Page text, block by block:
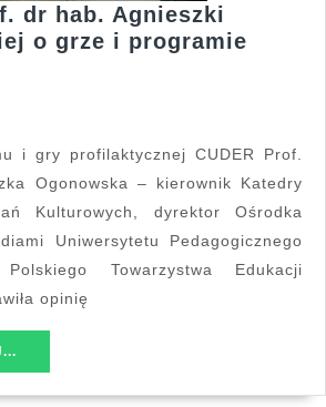
dr hab. Agnieszki
o grze i programie
Ogonowska – kierownik Katedry
Kulturowych, dyrektor Ośrodka
Uniwersytetu Pedagogicznego
Towarzystwa Edukacji
opinię
DALEJ...